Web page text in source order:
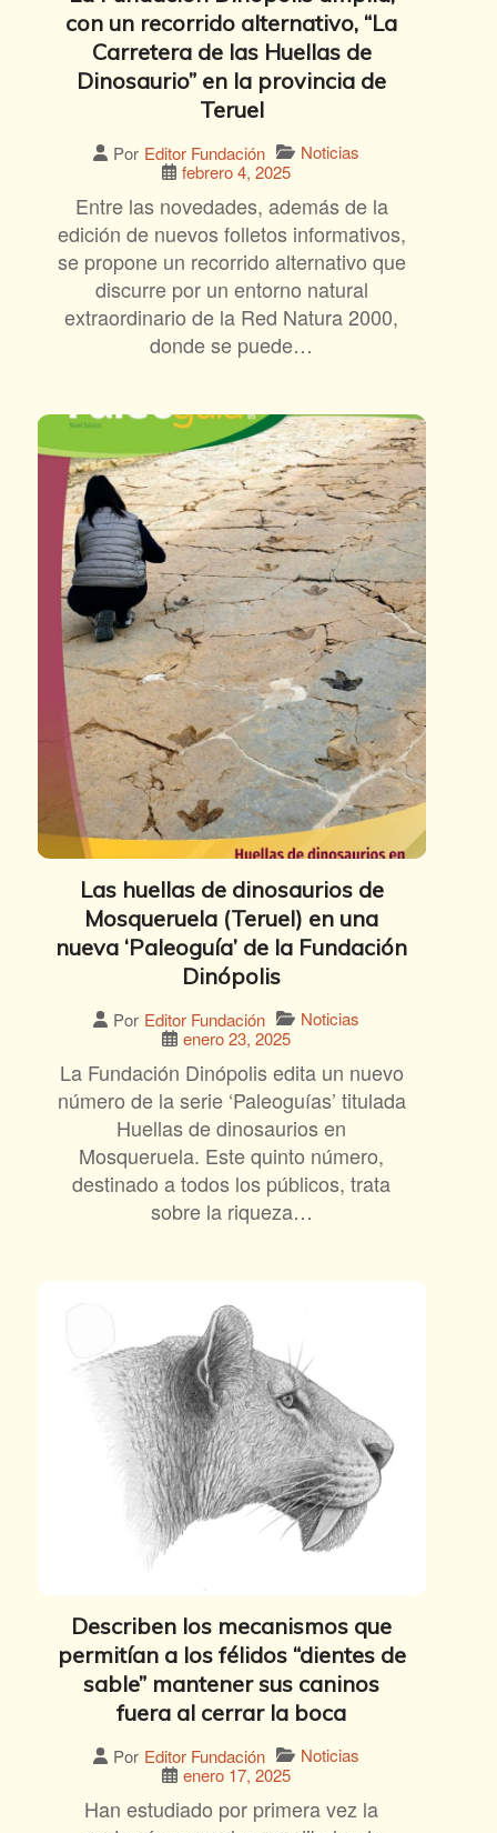
con un recorrido alternativo, “La
Carretera de las Huellas de
Dinosaurio” en la provincia de
Teruel
Por Editor Fundación
Noticias
febrero 4, 2025
Entre las novedades, además de la
edición de nuevos folletos informativos,
se propone un recorrido alternativo que
discurre por un entorno natural
extraordinario de la Red Natura 2000,
donde se puede…
Las huellas de dinosaurios de
Mosqueruela (Teruel) en una
nueva ‘Paleoguía’ de la Fundación
Dinópolis
Por Editor Fundación
Noticias
enero 23, 2025
La Fundación Dinópolis edita un nuevo
número de la serie ‘Paleoguías’ titulada
Huellas de dinosaurios en
Mosqueruela. Este quinto número,
destinado a todos los públicos, trata
sobre la riqueza…
Describen los mecanismos que
permitían a los félidos “dientes de
sable” mantener sus caninos
fuera al cerrar la boca
Por Editor Fundación
Noticias
enero 17, 2025
Han estudiado por primera vez la